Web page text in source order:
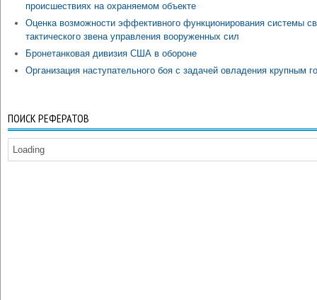
происшествиях на охраняемом объекте
Оценка возможности эффективного функционирования системы
тактического звена управления вооруженных сил
Бронетанковая дивизия США в обороне
Организация наступательного боя с задачей овладения крупным
ПОИСК РЕФЕРАТОВ
Loading